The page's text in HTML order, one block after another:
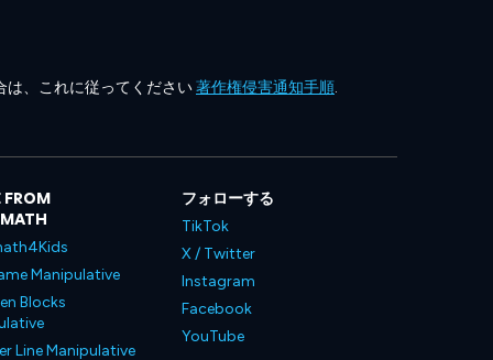
は、これに従ってください著作権侵害通知手順.
FROM
Manipulative
Blocks
Line Manipulative
フォローする
TikTok
X / Twitter
Instagram
Facebook
YouTube